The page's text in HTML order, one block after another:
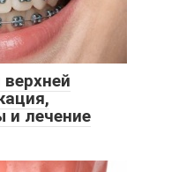
и лечение